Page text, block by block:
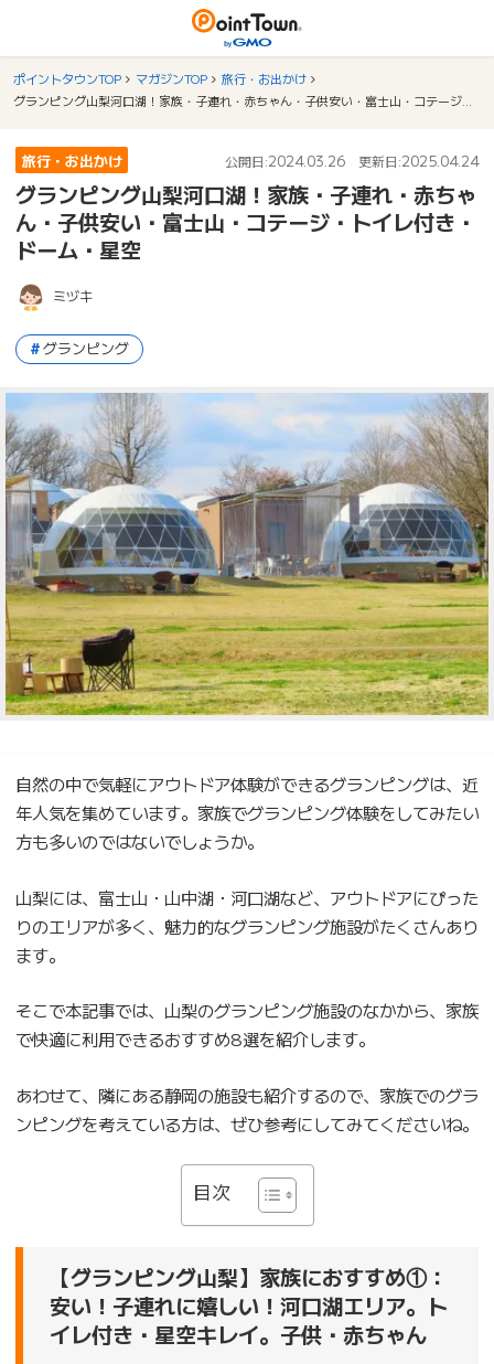
ポイントタウンTOP マガジンTOP
旅行・お出かけ
旅行・お出かけ 公開日:2024.03.26 更新日:2025.04.24
グランピング山梨河口湖！家族・子連れ・赤ちゃ
ん・子供安い・富士山・コテージ・トイレ付き・
ドーム・星空
ミヅキ
グランピング
自然の中で気軽にアウトドア体験ができるグランピングは、近
年人気を集めています。家族でグランピング体験をしてみたい
方も多いのではないでしょうか。
山梨には、富士山・山中湖・河口湖など、アウトドアにぴった
りのエリアが多く、魅力的なグランピング施設がたくさんあり
ます。
そこで本記事では、山梨のグランピング施設のなかから、家族
で快適に利用できるおすすめ8選を紹介します。
あわせて、隣にある静岡の施設も紹介するので、家族でのグラ
ンピングを考えている方は、ぜひ参考にしてみてくださいね。
目次
【グランピング山梨】家族におすすめ①：
安い！子連れに嬉しい！河口湖エリア。ト
イレ付き・星空キレイ。子供・赤ちゃん